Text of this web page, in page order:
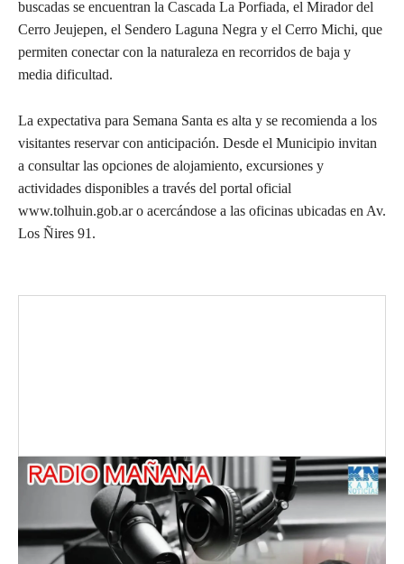
buscadas se encuentran la Cascada La Porfiada, el Mirador del
Cerro Jeujepen, el Sendero Laguna Negra y el Cerro Michi, que
permiten conectar con la naturaleza en recorridos de baja y
media dificultad.
La expectativa para Semana Santa es alta y se recomienda a los
visitantes reservar con anticipación. Desde el Municipio invitan
a consultar las opciones de alojamiento, excursiones y
actividades disponibles a través del portal oficial
www.tolhuin.gob.ar o acercándose a las oficinas ubicadas en Av.
Los Ñires 91.